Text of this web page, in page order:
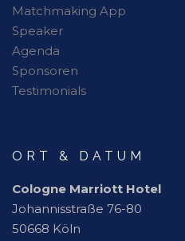
Matchmaking App
Speaker
Agenda
Sponsoren
Testimonials
ORT & DATUM
Cologne Marriott Hotel
Johannisstraße 76-80
50668 Köln